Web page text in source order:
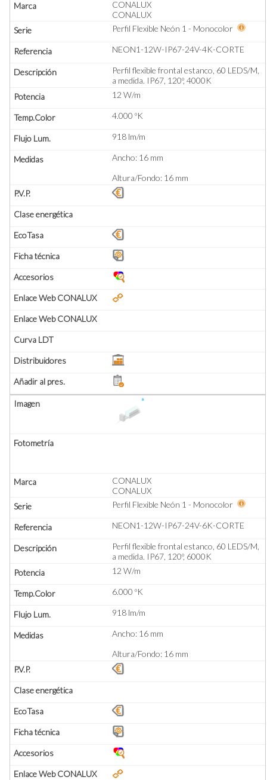
CONALUX
CONALUX
Perfil Flexible Neón 1 - Monocolor
NEON1-12W-IP67-24V-4K-CORTE
Perfil flexible frontal estanco, 60 LEDS/M,
a medida. IP67, 120º, 4000K
12 W/m
4.000 ºK
918 lm/m
Ancho: 16 mm
Altura/Fondo: 16 mm
CONALUX
CONALUX
Perfil Flexible Neón 1 - Monocolor
NEON1-12W-IP67-24V-6K-CORTE
Perfil flexible frontal estanco, 60 LEDS/M,
a medida. IP67, 120º, 6000K
12 W/m
6.000 ºK
918 lm/m
Ancho: 16 mm
Altura/Fondo: 16 mm